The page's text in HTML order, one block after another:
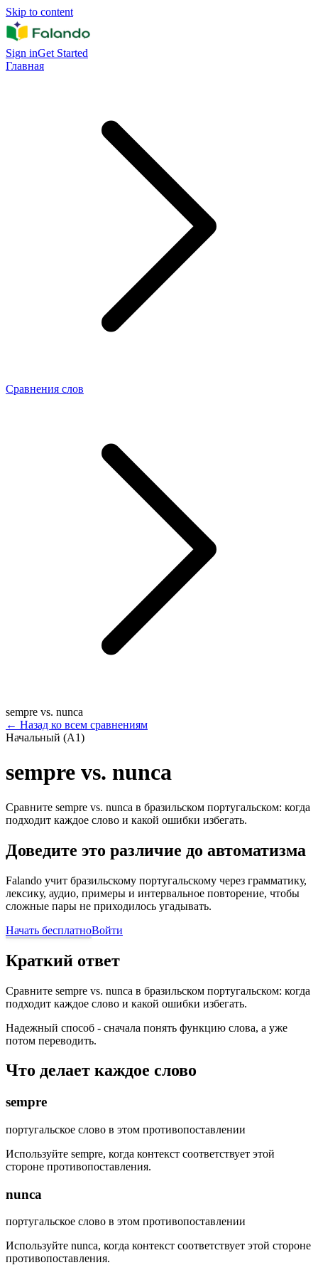
Skip to content
Sign inGet Started
Главная
Сравнения слов
sempre vs. nunca
← Назад ко всем сравнениям
Начальный (A1)
sempre vs. nunca
Сравните sempre vs. nunca в бразильском португальском: когда
подходит каждое слово и какой ошибки избегать.
Доведите это различие до автоматизма
Falando учит бразильскому португальскому через грамматику,
лексику, аудио, примеры и интервальное повторение, чтобы
сложные пары не приходилось угадывать.
Начать бесплатноВойти
Краткий ответ
Сравните sempre vs. nunca в бразильском португальском: когда
подходит каждое слово и какой ошибки избегать.
Надежный способ - сначала понять функцию слова, а уже
потом переводить.
Что делает каждое слово
sempre
португальское слово в этом противопоставлении
Используйте sempre, когда контекст соответствует этой
стороне противопоставления.
nunca
португальское слово в этом противопоставлении
Используйте nunca, когда контекст соответствует этой стороне
противопоставления.